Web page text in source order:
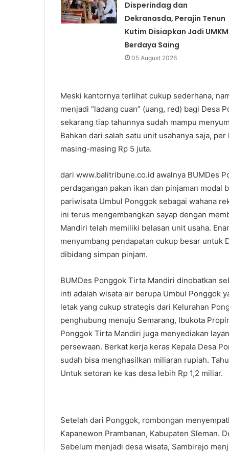
Disperindag dan
Dekranasda, Perajin Tenun
Kutim Disiapkan Jadi UMKM
Berdaya Saing
05 August 2026
Meski kantornya terlihat cukup sederhana,
menjadi “ladang cuan” (uang, red) bagi Desa
sekarang tiap tahunnya sudah mampu
Bahkan dari salah satu unit usahanya saja,
masing-masing Rp 5 juta.
dari www.balitribune.co.id awalnya BUMDes
perdagangan pakan ikan dan pinjaman modal
pariwisata Umbul Ponggok sebagai wahana
ini terus mengembangkan sayap dengan
Mandiri telah memiliki belasan unit usaha.
menyumbang pendapatan cukup besar untuk
dibidang simpan pinjam.
BUMDes Ponggok Tirta Mandiri dinobatkan
inti adalah wisata air berupa Umbul Ponggok
letak yang cukup strategis dari Kelurahan
penghubung menuju Semarang, Ibukota
Ponggok Tirta Mandiri juga menyediakan
persewaan. Berkat kerja keras Kepala Desa
sudah bisa menghasilkan miliaran rupiah.
Untuk setoran ke kas desa lebih Rp 1,2 miliar.
Setelah dari Ponggok, rombongan
Kapanewon Prambanan, Kabupaten Sleman.
Sebelum menjadi desa wisata, Sambirejo